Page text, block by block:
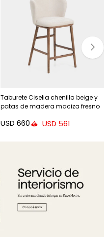
Taburete Ciselia chenilla beige y
patas de madera maciza fresno
Credit 65cm
USD 660 USD 561